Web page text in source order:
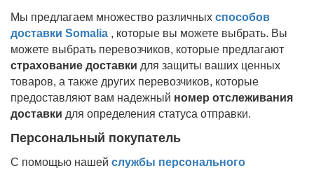
Мы предлагаем множество различных способов
доставки Somalia , которые вы можете выбрать. Вы
можете выбрать перевозчиков, которые предлагают
страхование доставки для защиты ваших ценных
товаров, а также других перевозчиков, которые
предоставляют вам надежный номер отслеживания
доставки для определения статуса отправки.
Персональный покупатель
С помощью нашей службы персонального